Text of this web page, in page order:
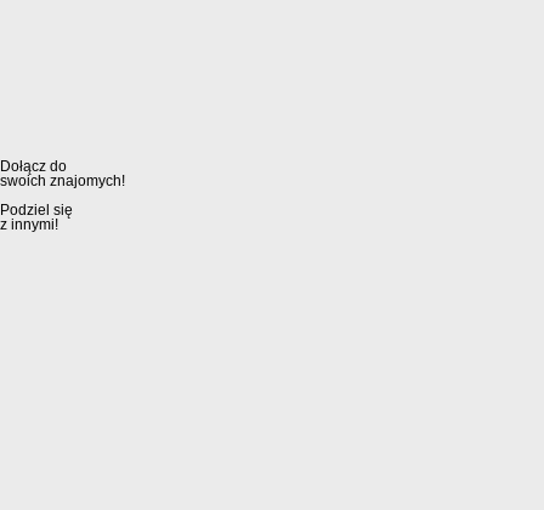
Dołącz do
swoich znajomych!
Podziel się
z innymi!